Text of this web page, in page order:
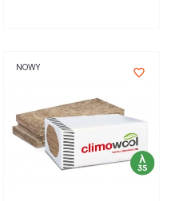
NOWY favorite_border